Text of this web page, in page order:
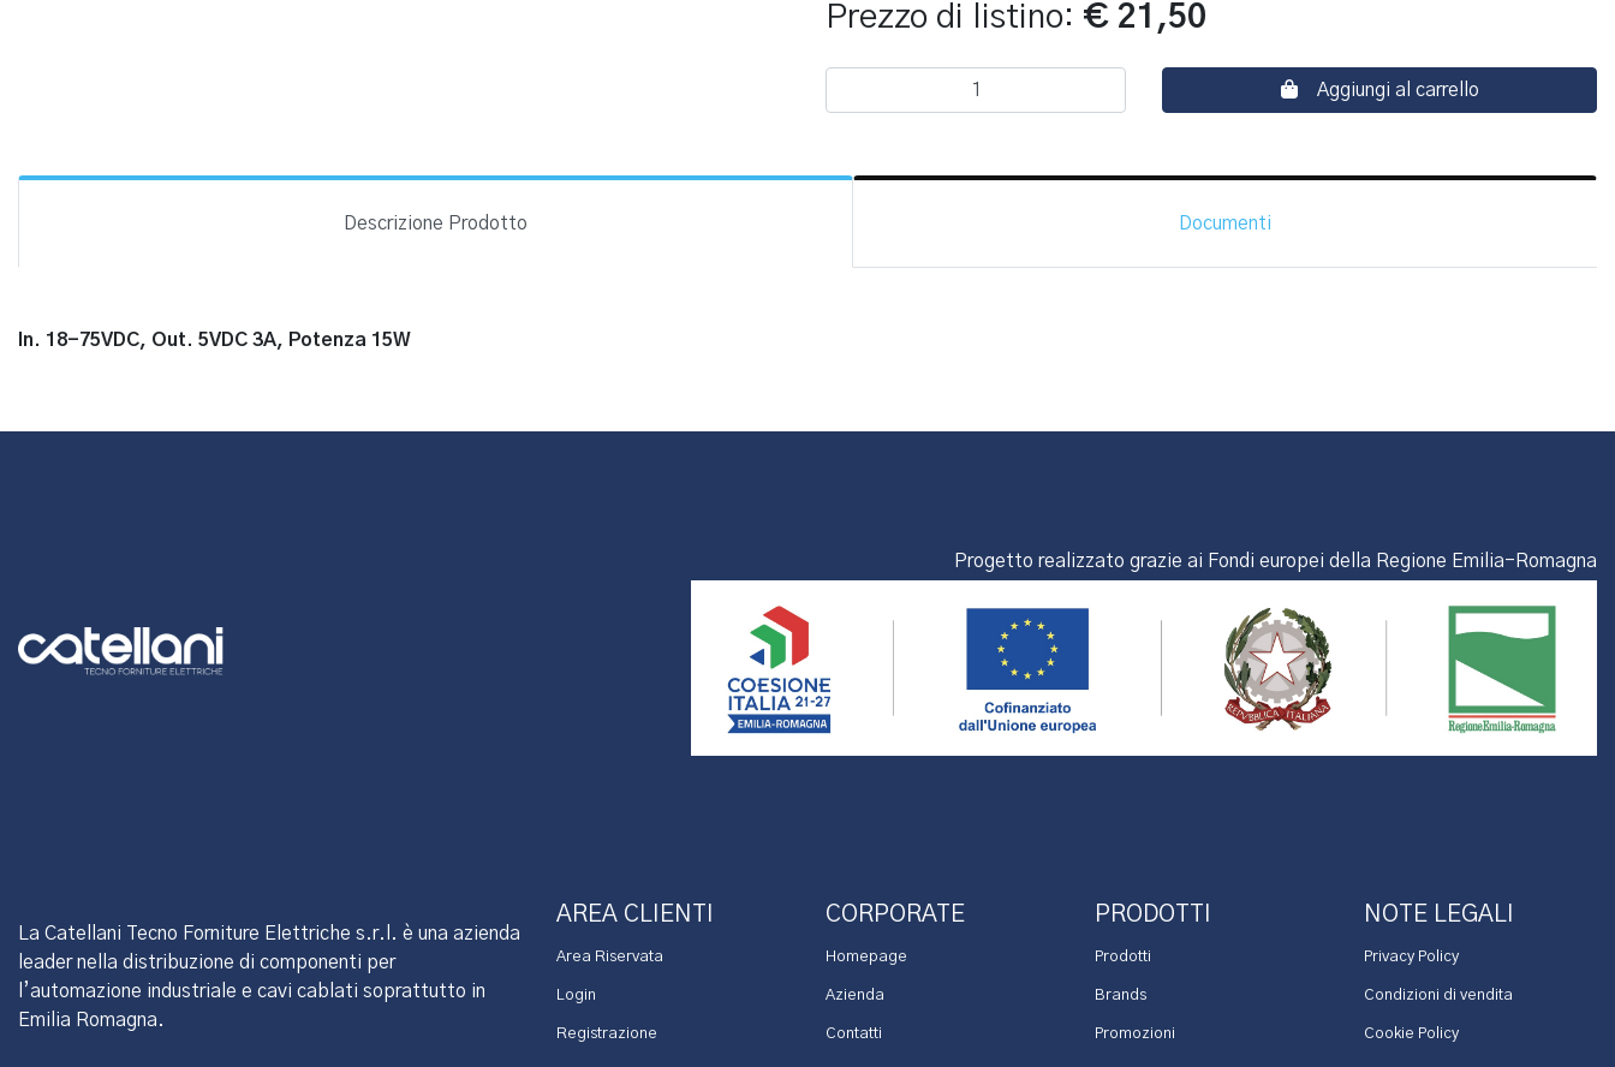
Prezzo di listino: € 21,50
Aggiungi al carrello
Descrizione Prodotto Documenti
In. 18-75VDC, Out. 5VDC 3A, Potenza 15W
Progetto realizzato grazie ai Fondi europei della Regione Emilia-Romagna
La Catellani Tecno Forniture Elettriche s.r.l. è una azienda
leader nella distribuzione di componenti per
l’automazione industriale e cavi cablati soprattutto in
Emilia Romagna.
AREA CLIENTI
Area Riservata
Login
Registrazione
CORPORATE
Homepage
Azienda
Contatti
PRODOTTI
Prodotti
Brands
Promozioni
NOTE LEGALI
Privacy Policy
Condizioni di vendita
Cookie Policy